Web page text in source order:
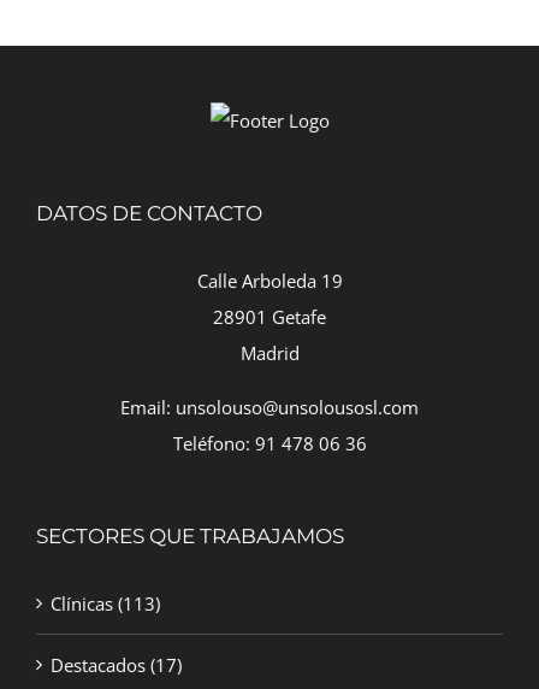
DATOS DE CONTACTO
Calle Arboleda 19
28901 Getafe
Madrid
Email: unsolouso@unsolousosl.com
Teléfono: 91 478 06 36
SECTORES QUE TRABAJAMOS
Clínicas (113)
Destacados (17)